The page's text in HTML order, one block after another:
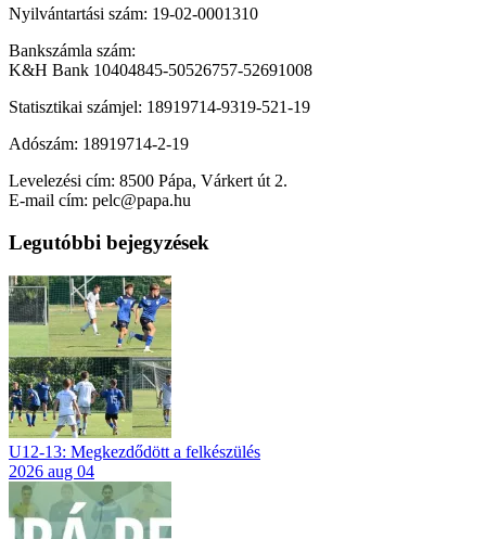
Nyilvántartási szám: 19-02-0001310
Bankszámla szám:
K&H Bank 10404845-50526757-52691008
Statisztikai számjel: 18919714-9319-521-19
Adószám: 18919714-2-19
Levelezési cím: 8500 Pápa, Várkert út 2.
E-mail cím: pelc@papa.hu
Legutóbbi bejegyzések
U12-13: Megkezdődött a felkészülés
2026 aug 04